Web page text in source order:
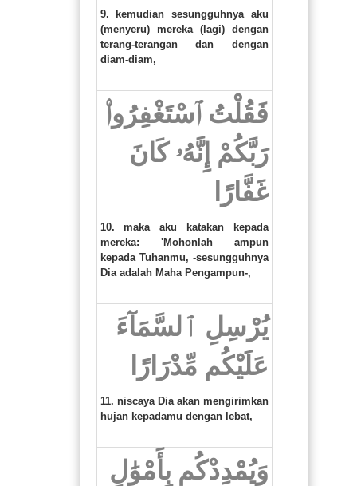
9. kemudian sesungguhnya aku
(menyeru) mereka (lagi) dengan
terang-terangan dan dengan
diam-diam,
فَقُلْتُ ٱسْتَغْفِرُوا۟
رَبَّكُمْ إِنَّهُۥ كَانَ
غَفَّارًا
10. maka aku katakan kepada
mereka: 'Mohonlah ampun
kepada Tuhanmu, -sesungguhnya
Dia adalah Maha Pengampun-,
يُرْسِلِ ٱلسَّمَآءَ
عَلَيْكُم مِّدْرَارًا
11. niscaya Dia akan mengirimkan
hujan kepadamu dengan lebat,
وَيُمْدِدْكُم بِأَمْوَٰلٍ